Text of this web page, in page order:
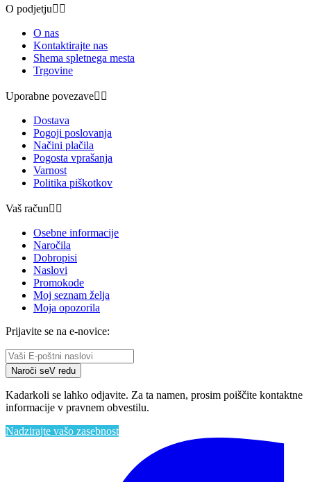
O podjetju 
O nas
Kontaktirajte nas
Shema spletnega mesta
Trgovine
Uporabne povezave 
Dostava
Pogoji poslovanja
Načini plačila
Pogosta vprašanja
Varnost
Politika piškotkov
Vaš račun 
Osebne informacije
Naročila
Dobropisi
Naslovi
Promokode
Moj seznam želja
Moja opozorila
Prijavite se na e-novice:
Naroči seV redu
Kadarkoli se lahko odjavite. Za ta namen, prosim poiščite kontaktne
informacije v pravnem obvestilu.
Nadzirajte vašo zasebnost